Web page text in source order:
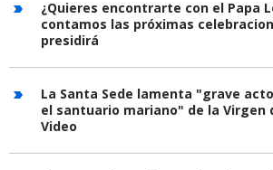
¿Quieres encontrarte con el Papa
contamos las próximas
presidirá
La Santa Sede lamenta "grave
el santuario mariano" de la Virgen
Video